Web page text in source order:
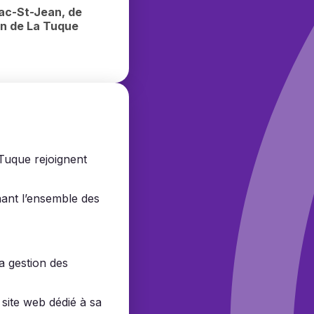
St-Jean, de
de La Tuque
rejoignent
l’ensemble des
gestion des
web dédié à sa